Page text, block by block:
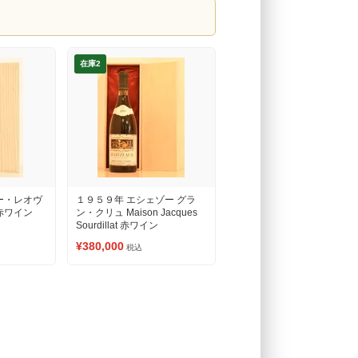
・レオヴ
ワイン
在庫2
１９５９年 エシェゾー グラ
ン・クリュ Maison Jacques
Sourdillat 赤ワイン
¥380,000 税込